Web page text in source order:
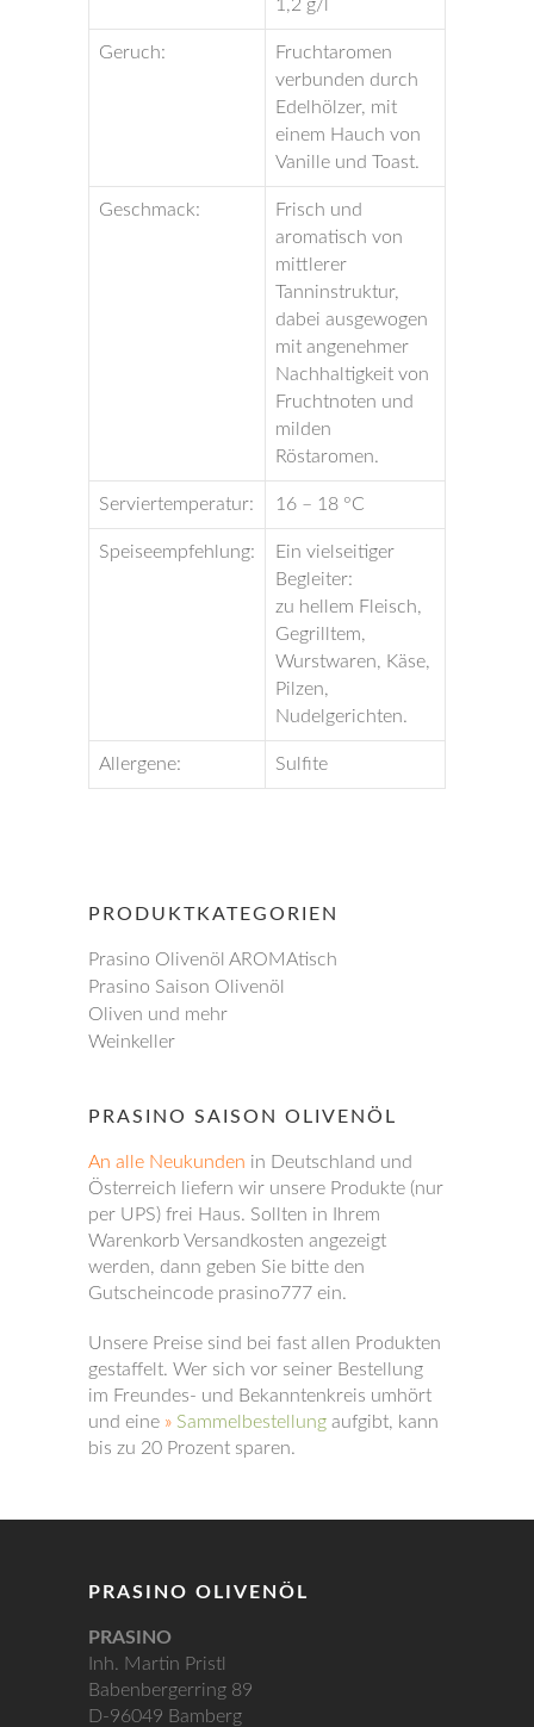
1,2 g/l
Geruch:
Fruchtaromen
verbunden durch
Edelhölzer, mit
einem Hauch von
Vanille und Toast.
Geschmack:
Frisch und
aromatisch von
mittlerer
Tanninstruktur,
dabei ausgewogen
mit angenehmer
Nachhaltigkeit von
Fruchtnoten und
milden
Röstaromen.
Serviertemperatur: 16 – 18 °C
Speiseempfehlung:
Ein vielseitiger
Begleiter:
zu hellem Fleisch,
Gegrilltem,
Wurstwaren, Käse,
Pilzen,
Nudelgerichten.
Allergene: Sulfite
PRODUKTKATEGORIEN
Prasino Olivenöl AROMAtisch
Prasino Saison Olivenöl
Oliven und mehr
Weinkeller
PRASINO SAISON OLIVENÖL
An alle Neukunden in Deutschland und
Österreich liefern wir unsere Produkte (nur
per UPS) frei Haus. Sollten in Ihrem
Warenkorb Versandkosten angezeigt
werden, dann geben Sie bitte den
Gutscheincode prasino777 ein.
Unsere Preise sind bei fast allen Produkten
gestaffelt. Wer sich vor seiner Bestellung
im Freundes- und Bekanntenkreis umhört
und eine » Sammelbestellung aufgibt, kann
bis zu 20 Prozent sparen.
PRASINO OLIVENÖL
PRASINO
Inh. Martin Pristl
Babenbergerring 89
D-96049 Bamberg